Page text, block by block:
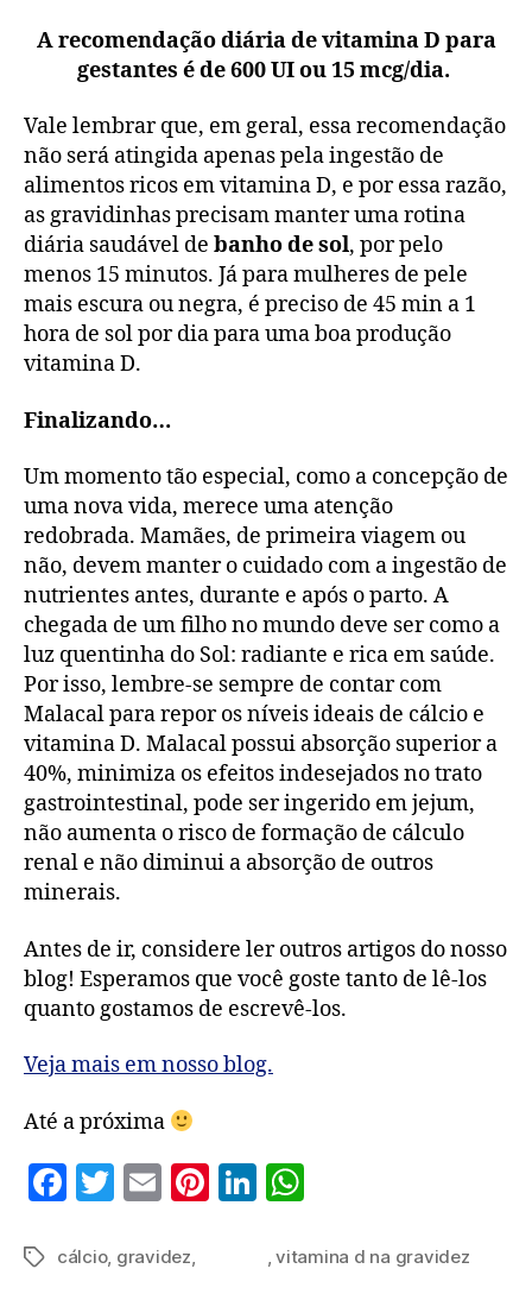
A recomendação diária de vitamina D para
gestantes é de 600 UI ou 15 mcg/dia.
Vale lembrar que, em geral, essa recomendação
não será atingida apenas pela ingestão de
alimentos ricos em vitamina D, e por essa razão,
as gravidinhas precisam manter uma rotina
diária saudável de banho de sol, por pelo
menos 15 minutos. Já para mulheres de pele
mais escura ou negra, é preciso de 45 min a 1
hora de sol por dia para uma boa produção
vitamina D.
Finalizando…
Um momento tão especial, como a concepção de
uma nova vida, merece uma atenção
redobrada. Mamães, de primeira viagem ou
não, devem manter o cuidado com a ingestão de
nutrientes antes, durante e após o parto. A
chegada de um filho no mundo deve ser como a
luz quentinha do Sol: radiante e rica em saúde.
Por isso, lembre-se sempre de contar com
Malacal para repor os níveis ideais de cálcio e
vitamina D. Malacal possui absorção superior a
40%, minimiza os efeitos indesejados no trato
gastrointestinal, pode ser ingerido em jejum,
não aumenta o risco de formação de cálculo
renal e não diminui a absorção de outros
minerais.
Antes de ir, considere ler outros artigos do nosso
blog! Esperamos que você goste tanto de lê-los
quanto gostamos de escrevê-los.
Veja mais em nosso blog.
Até a próxima
F
c
T
itt
E
ai
Pi Li
k at
cálcio, gravidez, ,vitamina d na gravidez